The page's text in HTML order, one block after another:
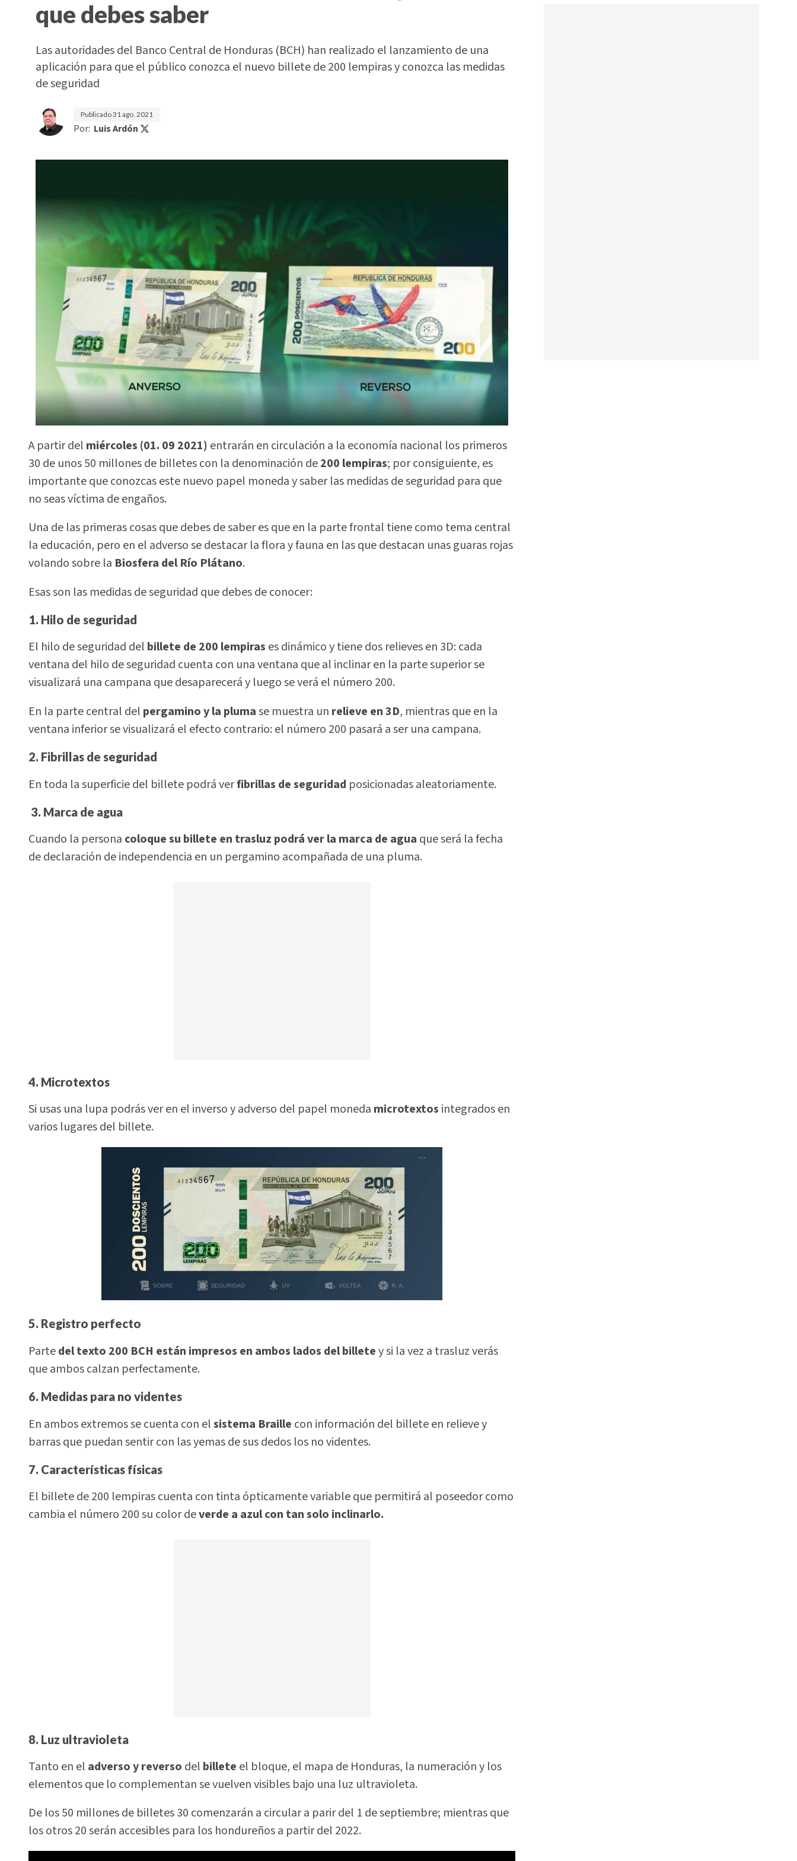
que debes saber
Las autoridades del Banco Central de Honduras (BCH) han realizado el lanzamiento de una
aplicación para que el público conozca el nuevo billete de 200 lempiras y conozca las medidas
de seguridad
Publicado31 ago. 2021
Por: Luis Ardón
A partir del miércoles (01. 09 2021) entrarán en circulación a la economía nacional los primeros
30 de unos 50 millones de billetes con la denominación de200 lempiras; por consiguiente, es
importante que conozcas este nuevo papel moneda y saber las medidas de seguridad para que
no seas víctima de engaños.
Una de las primeras cosas que debes de saber es que en la parte frontal tiene como tema central
la educación, pero en el adverso se destacar la flora y fauna en las que destacan unas guaras rojas
volando sobre la Biosfera del Río Plátano.
Esas son las medidas de seguridad que debes de conocer:
1. Hilo de seguridad
El hilo de seguridad del billete de 200 lempiras es dinámico y tiene dos relieves en 3D: cada
ventana del hilo de seguridad cuenta con una ventana que al inclinar en la parte superior se
visualizará una campana que desaparecerá y luego se verá el número 200.
En la parte central del pergamino y la plumase muestra un relieve en 3D, mientras que en la
ventana inferior se visualizará el efecto contrario: el número 200 pasará a ser una campana.
2. Fibrillas de seguridad
En toda la superficie del billete podrá verfibrillas de seguridad posicionadas aleatoriamente.
3. Marca de agua
Cuando la persona coloque su billete en trasluz podrá ver la marca de agua que será la fecha
de declaración de independencia en un pergamino acompañada de una pluma.
4. Microtextos
Si usas una lupa podrás ver en el inverso y adverso del papel moneda microtextos integrados en
varios lugares del billete.
5. Registro perfecto
Partedel texto 200 BCH están impresos en ambos lados del billetey si la vez a trasluz verás
que ambos calzan perfectamente.
6. Medidas para no videntes
En ambos extremos se cuenta con elsistema Braille con información del billete en relieve y
barras que puedan sentir con las yemas de sus dedos los no videntes.
7. Características físicas
El billete de 200 lempiras cuenta con tinta ópticamente variable que permitirá al poseedor como
cambia el número 200 su color deverde a azul con tan solo inclinarlo.
8. Luz ultravioleta
Tanto en el adverso y reverso del billete el bloque, el mapa de Honduras, la numeración y los
elementos que lo complementan se vuelven visibles bajo una luz ultravioleta.
De los 50 millones de billetes 30 comenzarán a circular a parir del 1 de septiembre; mientras que
los otros 20 serán accesibles para los hondureños a partir del 2022.